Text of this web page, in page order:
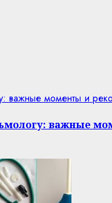
важные моменты и
важные